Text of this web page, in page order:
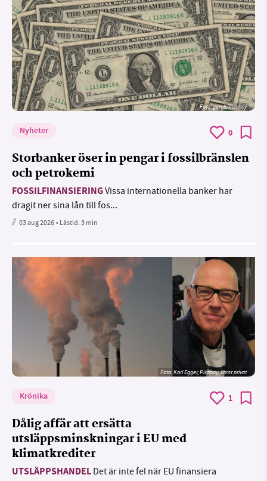
Foto:geralt/Pixabay
Nyheter 0
Storbanker öser in pengar i fossilbränslen
och petrokemi
FOSSILFINANSIERINGVissa internationella banker har
dragit ner sina lån till fos...
03 aug 2026• Lästid:3 min
Foto:Karl Egger, Pixabay, samt privat
Krönika 1
Dålig affär att ersätta
utsläppsminskningar i EU med
klimatkrediter
UTSLÄPPSHANDEL Det är inte fel när EU finansiera